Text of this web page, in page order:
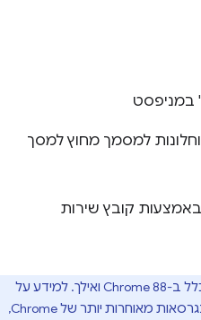
קובץ שירות
Manifest V3 נתמך בדרך כלל ב-Chrome 88 ואילך. למידע על
תמיכה בתכונות של תוספים שנוספו בגרסאות מאוחרות יותר של Chrome,